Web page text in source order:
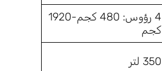
4 رؤوس: 480 كجم-1920
كجم
350 لتر